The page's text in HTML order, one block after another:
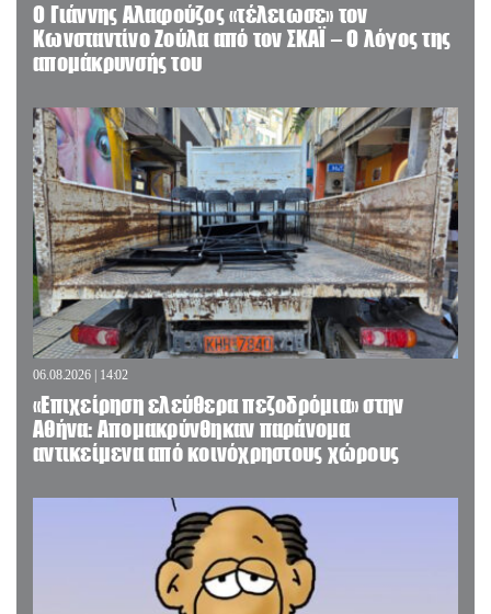
Ο Γιάννης Αλαφούζος «τέλειωσε» τον
Κωνσταντίνο Ζούλα από τον ΣΚΑΪ – Ο λόγος της
απομάκρυνσής του
06.08.2026 | 14:02
«Επιχείρηση ελεύθερα πεζοδρόμια» στην
Αθήνα: Απομακρύνθηκαν παράνομα
αντικείμενα από κοινόχρηστους χώρους